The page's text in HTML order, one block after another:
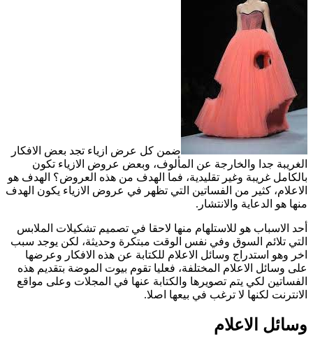
ضمن كل عرض ازياء تجد بعض الافكار
الغريبة جدا والخارجة عن المألوف، وبعض عروض الازياء تكون
بالكامل غريبة وغير تقليدية، فما الهدف من هذه العروض؟ الهدف هو
الاعلام، كثير من الفساتين التي تظهر في عروض الازياء يكون الهدف
منها هو الدعاية والانتشار.
أحد الاسباب هو للاستلهام منها لاحقا في تصميم تشكيلات الملابس
التي تلائم السوق وفي نفس الوقت مبتكرة وحديثة، لكن يوجد سبب
اخر وهو استدراج وسائل الاعلام للكتابة عن هذه الافكار وعرضها
على وسائل الاعلام المختلفة، فعليا تقوم بيوت الموضة بتقديم هذه
الفساتين لكي يتم تصويرها والكتابة عنها في المجلات وعلى مواقع
الانترنت لكنها لا ترغب في بيعها اصلا.
وسائل الاعلام